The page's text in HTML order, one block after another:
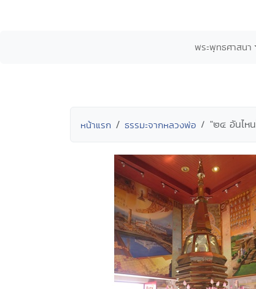
พระพุทธศาสนา
หน้าแรก ธรรมะจากหลวงพ่อ "๒๔ อันไห